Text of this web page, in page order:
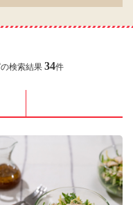
検索結果 34件